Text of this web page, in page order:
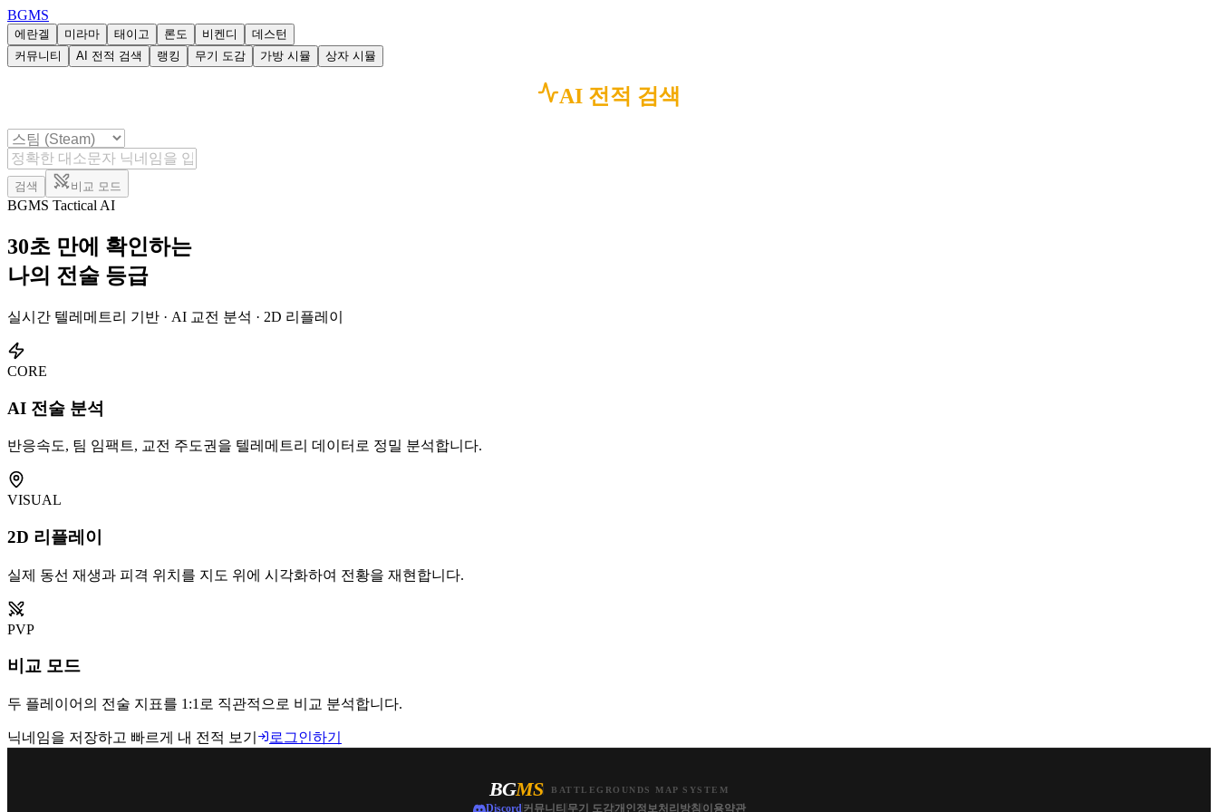
BGMS
에란겔 미라마 태이고 론도 비켄디
데스턴
커뮤니티
AI 전적 검색 랭킹 무기 도감 가방 시뮬 상자 시뮬
AI 전적 검색
검색 비교 모드
BGMS Tactical AI
30초 만에 확인하는
나의 전술 등급
실시간 텔레메트리 기반 · AI 교전 분석 · 2D 리플레이
CORE
AI 전술 분석
반응속도, 팀 임팩트, 교전 주도권을 텔레메트리 데이터로 정밀 분석합니다.
VISUAL
2D 리플레이
실제 동선 재생과 피격 위치를 지도 위에 시각화하여 전황을 재현합니다.
PVP
비교 모드
두 플레이어의 전술 지표를 1:1로 직관적으로 비교 분석합니다.
닉네임을 저장하고 빠르게 내 전적 보기 로그인하기
BGMS BATTLEGROUNDS MAP SYSTEM
Discord커뮤니티 무기 도감개인정보처리방침 이용약관